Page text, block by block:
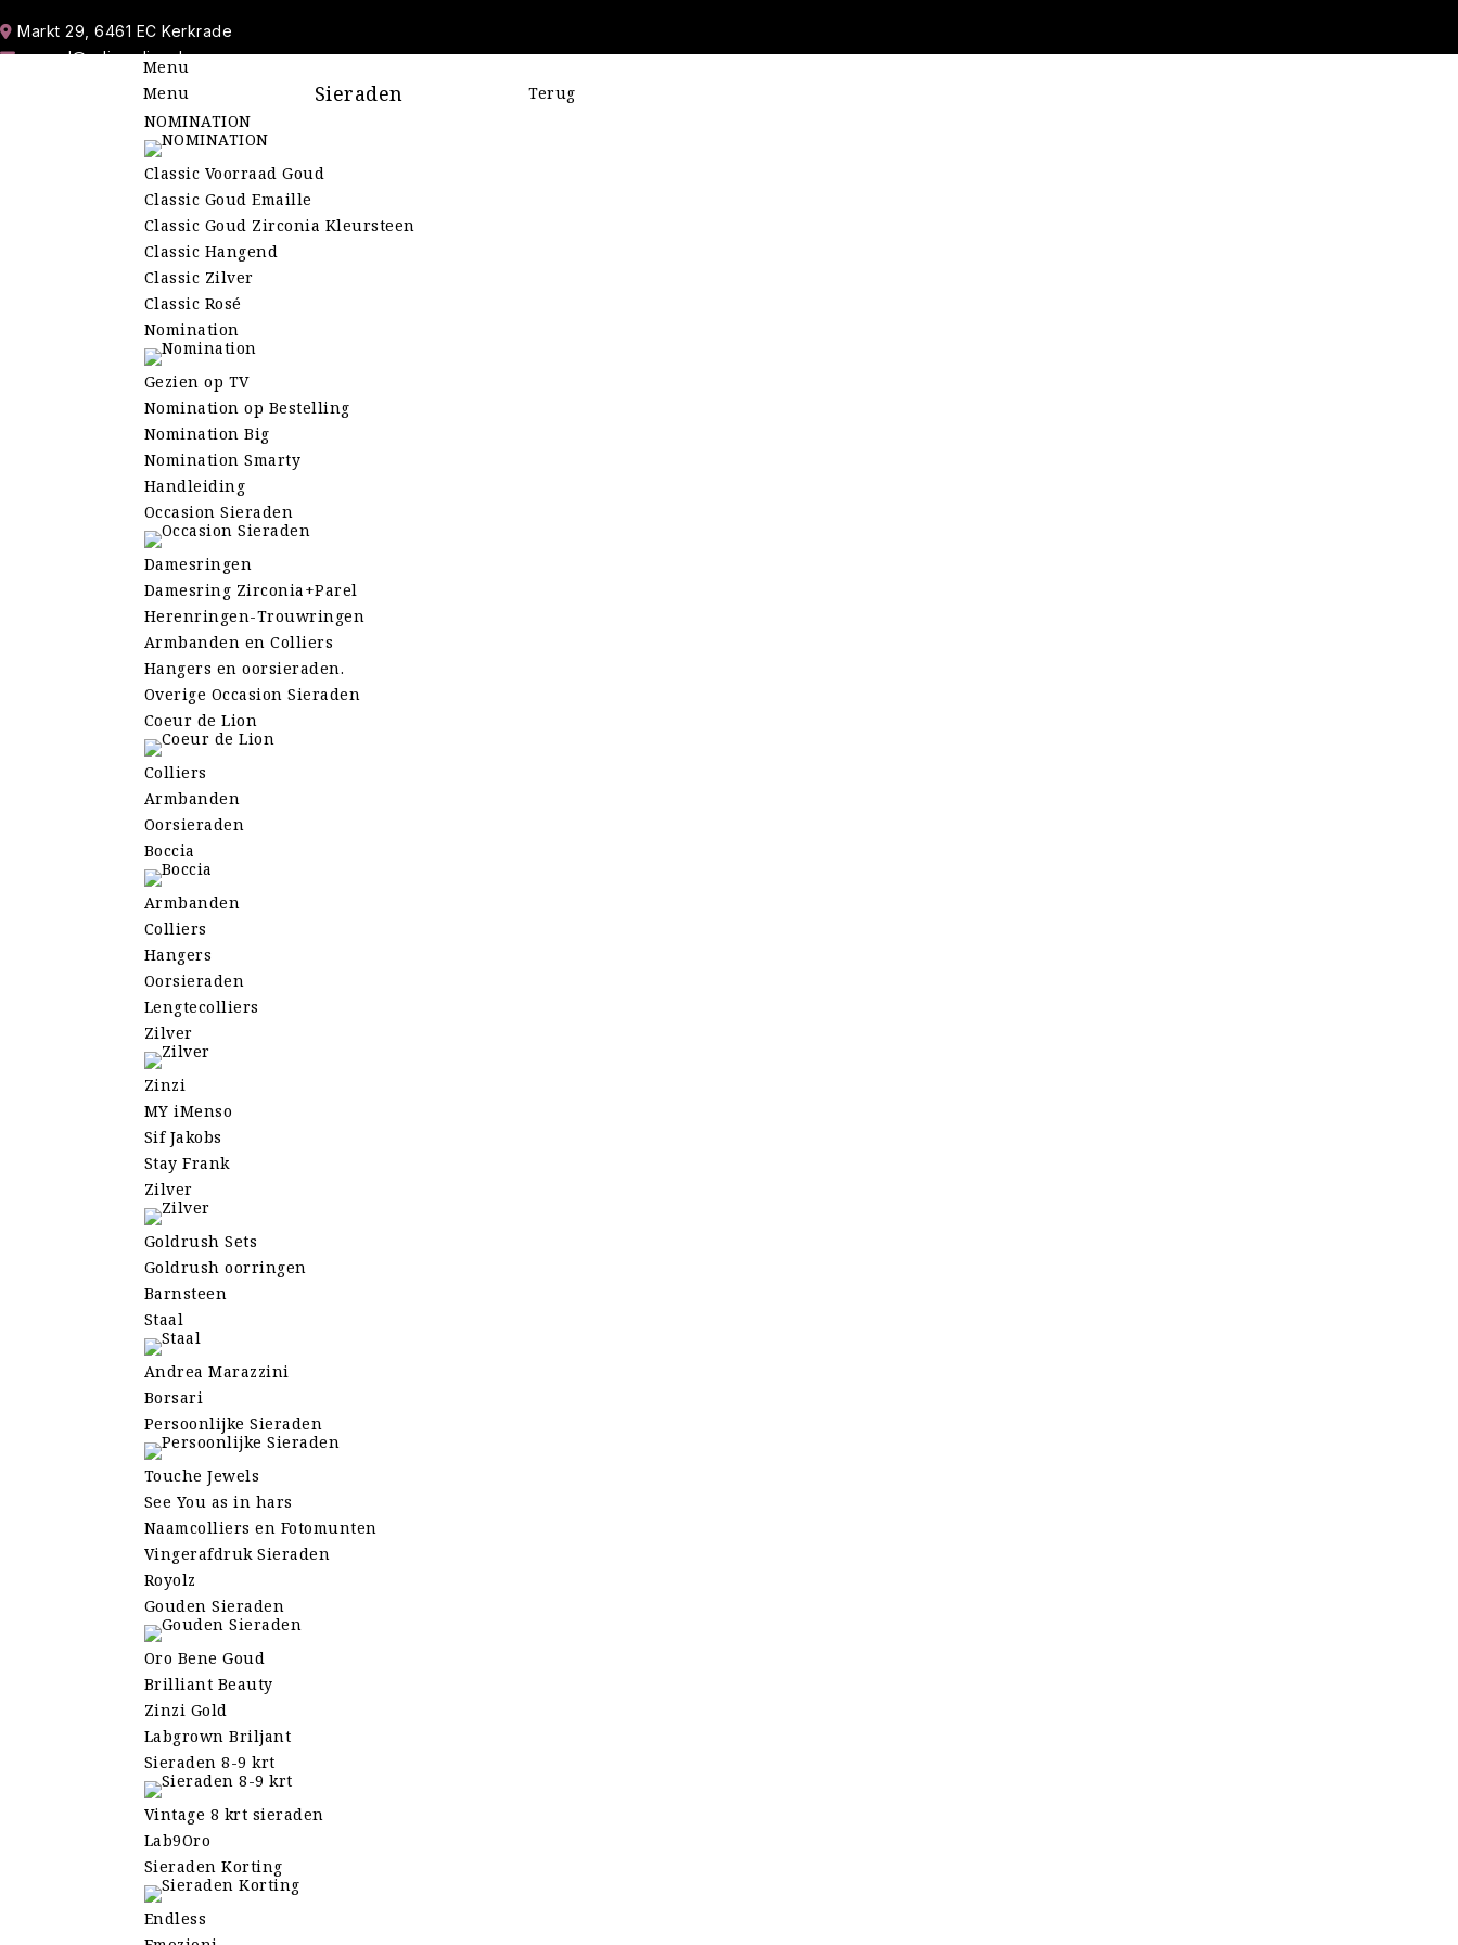
Markt 29, 6461 EC Kerkrade
marcel@cdjuwelier.nl
Wo-Do-Vr 10.00-17.45 uur | Za 10.00-16.45 uur
Zo-Ma-Di Gesloten
Menu
Menu
Terug
Sieraden
NOMINATION
Classic Voorraad Goud
Classic Goud Emaille
Classic Goud Zirconia Kleursteen
Classic Hangend
Classic Zilver
Classic Rosé
Nomination
Gezien op TV
Nomination op Bestelling
Nomination Big
Nomination Smarty
Handleiding
Occasion Sieraden
Damesringen
Damesring Zirconia+Parel
Herenringen-Trouwringen
Armbanden en Colliers
Hangers en oorsieraden.
Overige Occasion Sieraden
Coeur de Lion
Colliers
Armbanden
Oorsieraden
Boccia
Armbanden
Colliers
Hangers
Oorsieraden
Lengtecolliers
Zilver
Zinzi
MY iMenso
Sif Jakobs
Stay Frank
Zilver
Goldrush Sets
Goldrush oorringen
Barnsteen
Staal
Andrea Marazzini
Borsari
Persoonlijke Sieraden
Touche Jewels
See You as in hars
Naamcolliers en Fotomunten
Vingerafdruk Sieraden
Royolz
Gouden Sieraden
Oro Bene Goud
Brilliant Beauty
Zinzi Gold
Labgrown Briljant
Sieraden 8-9 krt
Vintage 8 krt sieraden
Lab9Oro
Sieraden Korting
Endless